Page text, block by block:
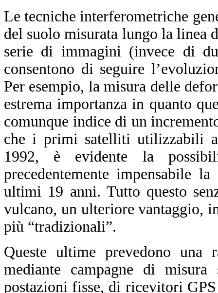
Le tecniche interferometriche
del suolo misurata lungo la linea
serie di immagini (invece di
consentono di seguire
Per esempio, la misura delle
estrema importanza in quanto
comunque indice di un
che i primi satelliti utilizzabili
1992, è evidente la
precedentemente impensabile
ultimi 19 anni. Tutto questo
vulcano, un ulteriore vantaggio,
più “tradizionali”.
Queste ultime prevedono una
mediante campagne di
postazioni fisse, di ricevitori